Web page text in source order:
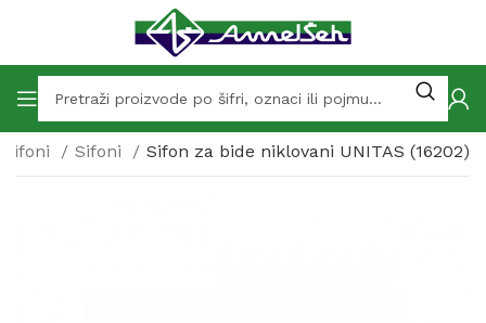
sifoni Sifoni Sifon za bide niklovani UNITAS (16202)